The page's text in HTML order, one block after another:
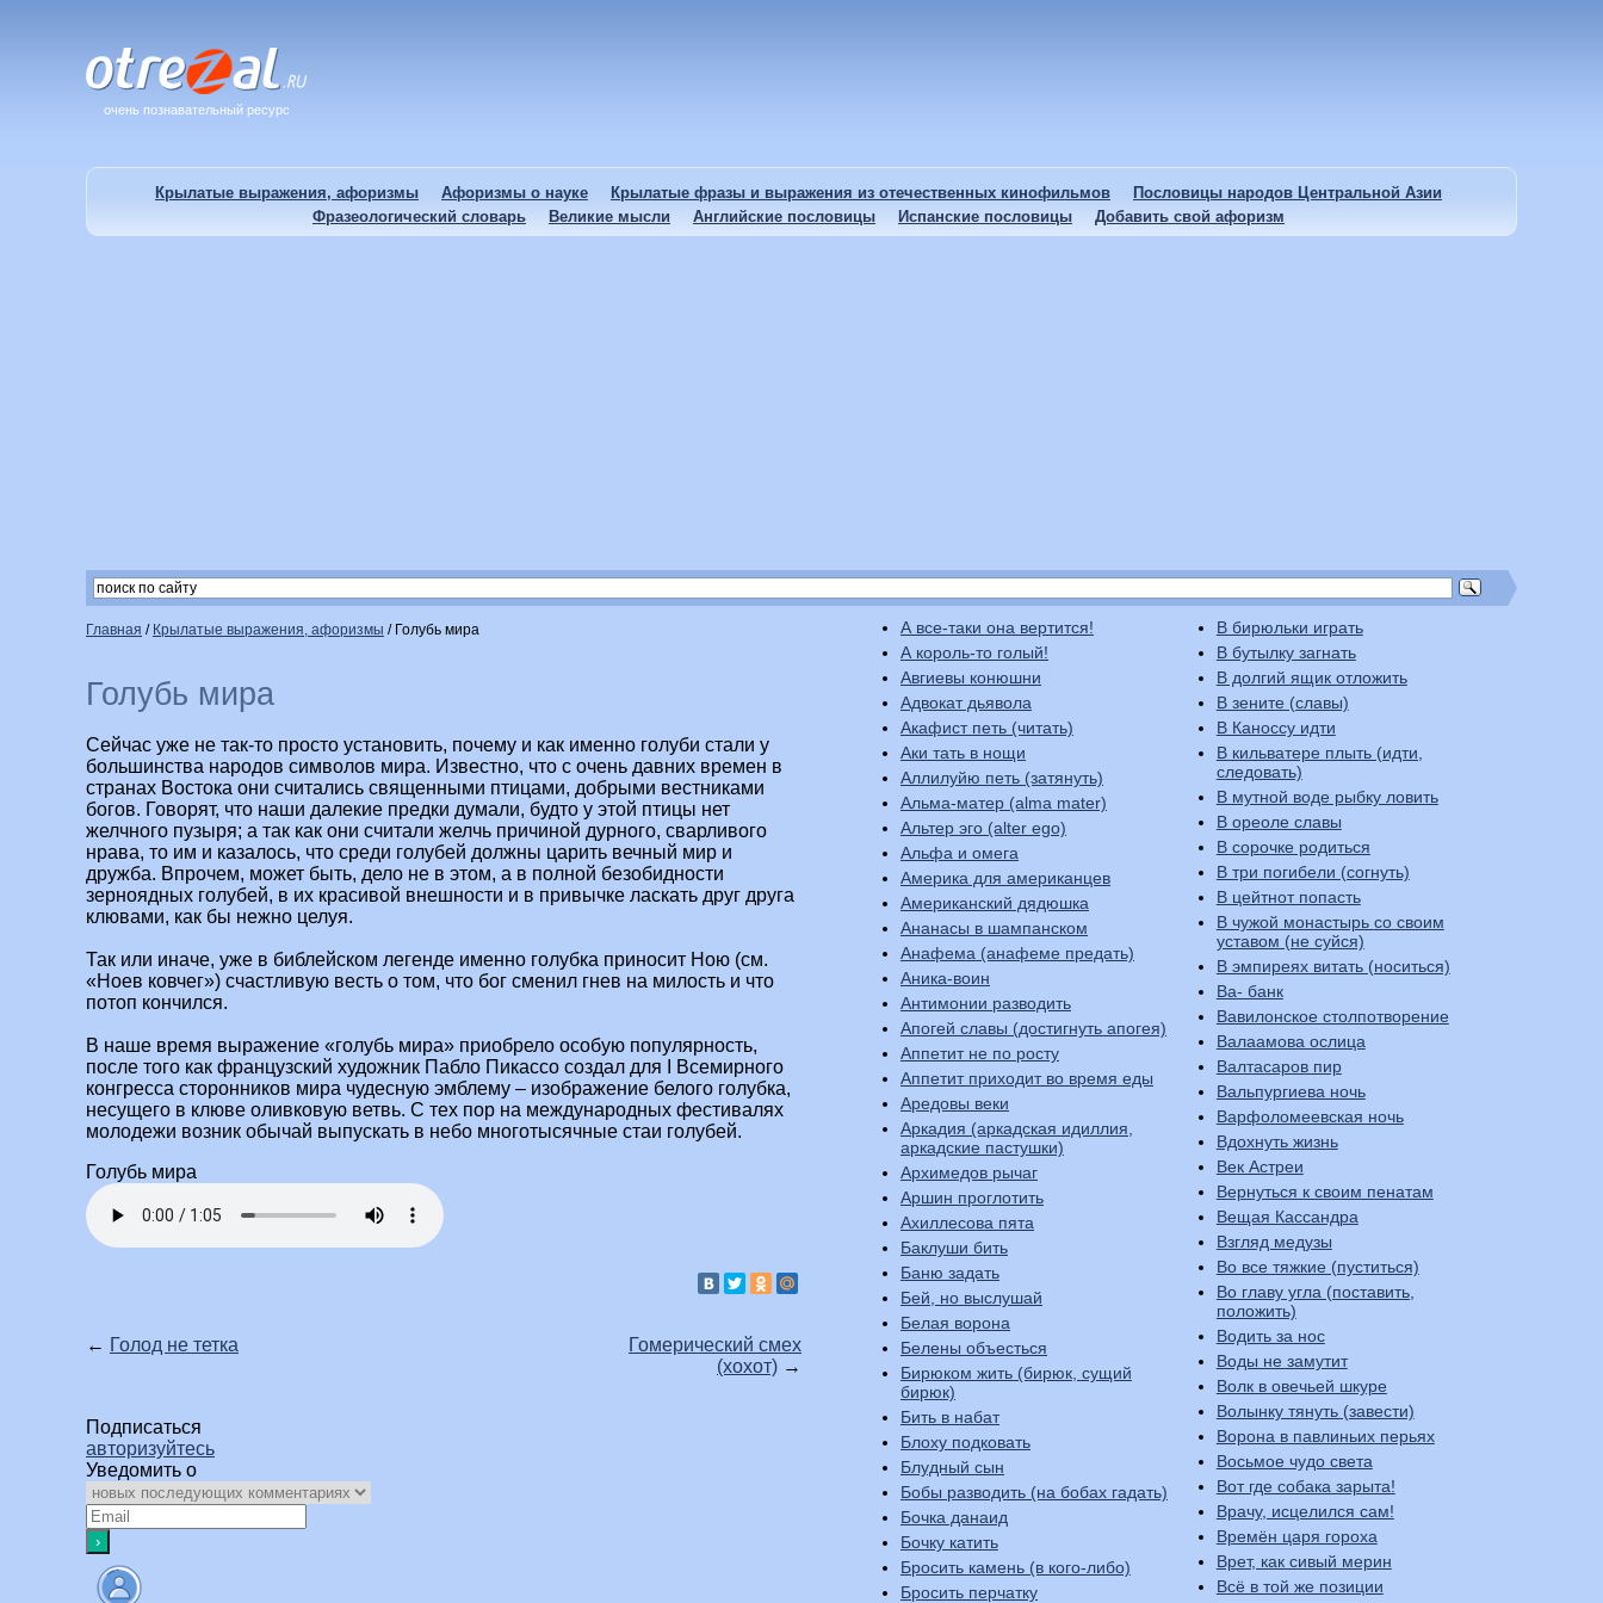
очень познавательный ресурс
Крылатые выражения, афоризмы Афоризмы о науке Крылатые фразы и выражения из отечественных кинофильмов
Пословицы народов Центральной Азии
Фразеологический словарь
Великие мысли Английские пословицы Испанские пословицы Добавить свой афоризм
Главная / Крылатые выражения, афоризмы / Голубь мира
Голубь мира
Сейчас уже не так-то просто установить, почему и как именно голуби стали у
большинства народов символов мира. Известно, что с очень давних времен в
странах Востока они считались священными птицами, добрыми вестниками
богов. Говорят, что наши далекие предки думали, будто у этой птицы нет
желчного пузыря; а так как они считали желчь причиной дурного, сварливого
нрава, то им и казалось, что среди голубей должны царить вечный мир и
дружба. Впрочем, может быть, дело не в этом, а в полной безобидности
зерноядных голубей, в их красивой внешности и в привычке ласкать друг друга
клювами, как бы нежно целуя.
Так или иначе, уже в библейском легенде именно голубка приносит Ною (см.
«Ноев ковчег») счастливую весть о том, что бог сменил гнев на милость и что
потоп кончился.
В наше время выражение «голубь мира» приобрело особую популярность,
после того как французский художник Пабло Пикассо создал для I Всемирного
конгресса сторонников мира чудесную эмблему – изображение белого голубка,
несущего в клюве оливковую ветвь. С тех пор на международных фестивалях
молодежи возник обычай выпускать в небо многотысячные стаи голубей.
Голубь мира
← Голод не тетка
Гомерический смех
(хохот) →
Подписаться
авторизуйтесь
Уведомить о
А все-таки она вертится!
А король-то голый!
Авгиевы конюшни
Адвокат дьявола
Акафист петь (читать)
Аки тать в нощи
Аллилуйю петь (затянуть)
Альма-матер (alma mater)
Альтер эго (alter ego)
Альфа и омега
Америка для американцев
Американский дядюшка
Ананасы в шампанском
Анафема (анафеме предать)
Аника-воин
Антимонии разводить
Апогей славы (достигнуть апогея)
Аппетит не по росту
Аппетит приходит во время еды
Аредовы веки
Аркадия (аркадская идиллия,
аркадские пастушки)
Архимедов рычаг
Аршин проглотить
Ахиллесова пята
Баклуши бить
Баню задать
Бей, но выслушай
Белая ворона
Белены объесться
Бирюком жить (бирюк, сущий
бирюк)
Бить в набат
Блоху подковать
Блудный сын
Бобы разводить (на бобах гадать)
Бочка данаид
Бочку катить
Бросить камень (в кого-либо)
Бросить перчатку
В бирюльки играть
В бутылку загнать
В долгий ящик отложить
В зените (славы)
В Каноссу идти
В кильватере плыть (идти,
следовать)
В мутной воде рыбку ловить
В ореоле славы
В сорочке родиться
В три погибели (согнуть)
В цейтнот попасть
В чужой монастырь со своим
уставом (не суйся)
В эмпиреях витать (носиться)
Ва- банк
Вавилонское столпотворение
Валаамова ослица
Валтасаров пир
Вальпургиева ночь
Варфоломеевская ночь
Вдохнуть жизнь
Век Астреи
Вернуться к своим пенатам
Вещая Кассандра
Взгляд медузы
Во все тяжкие (пуститься)
Во главу угла (поставить,
положить)
Водить за нос
Воды не замутит
Волк в овечьей шкуре
Волынку тянуть (завести)
Ворона в павлиньих перьях
Восьмое чудо света
Вот где собака зарыта!
Врачу, исцелился сам!
Времён царя гороха
Врет, как сивый мерин
Всё в той же позиции